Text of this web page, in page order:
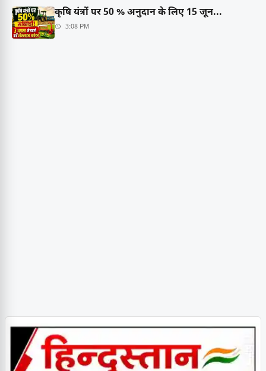
कृषि यंत्रों पर 50 % अनुदान के लिए 15 जून...
3:08 PM